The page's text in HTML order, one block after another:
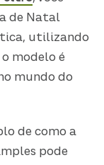
de Natal
utilizando
modelo é
mundo do
de como a
pode